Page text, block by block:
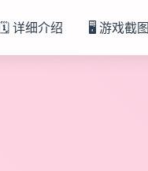
🗓️ 详细介绍 🖥️ 游戏截图